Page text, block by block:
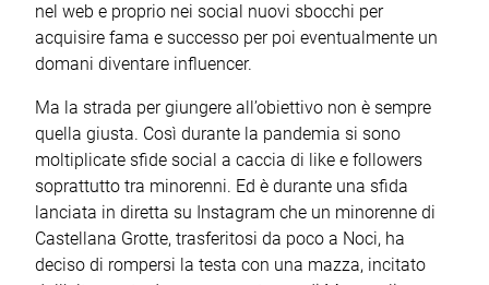
nel web e proprio nei social nuovi sbocchi per
acquisire fama e successo per poi eventualmente un
domani diventare influencer.
Ma la strada per giungere all’obiettivo non è sempre
quella giusta. Così durante la pandemia si sono
moltiplicate sfide social a caccia di like e followers
soprattutto tra minorenni. Ed è durante una sfida
lanciata in diretta su Instagram che un minorenne di
Castellana Grotte, trasferitosi da poco a Noci, ha
deciso di rompersi la testa con una mazza, incitato